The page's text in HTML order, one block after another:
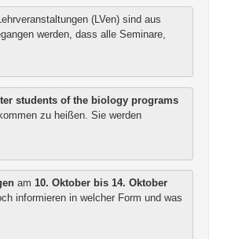
(LVen) sind aus
werden, dass alle Seminare,
students of the biology programs
zu heißen. Sie werden
am 10. Oktober bis 14. Oktober
informieren in welcher Form und was